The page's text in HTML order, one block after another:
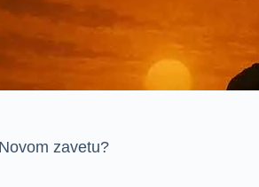
zavetu?